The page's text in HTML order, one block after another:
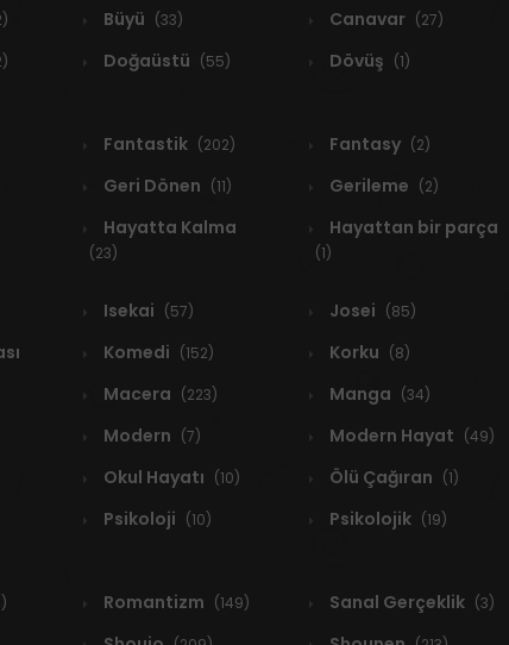
Büyü (33) Canavar (27)
Doğaüstü (55) Dövüş (1)
Fantastik (202) Fantasy (2)
Geri Dönen (11) Gerileme (2)
Hayatta Kalma
(23)
Hayattan bir parça
(1)
Isekai (57) Josei (85)
Komedi (152) Korku (8)
Macera (223) Manga (34)
Modern (7) Modern Hayat (49)
Okul Hayatı (10) Ölü Çağıran (1)
Psikoloji (10) Psikolojik (19)
Romantizm (149) Sanal Gerçeklik (3)